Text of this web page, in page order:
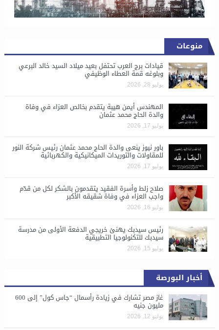
منوعات
قيادات برج العرب تحتفل بعيد ميلاد السيد خالد البرعي
وبلوغه قمة العطاء الوظيفي
يوليو 28, 2026
المهندس أيمن هيبة يتقدم بخالص العزاء في وفاة
والدة الحاج محمد عثمان
يوليو 17, 2026
باور نيوز ينعى والدة الحاج محمد عثمان رئيس شركة النور
للمقاولات والتوريدات الميكانيكية والكهربائية
يوليو 17, 2026
صلاح زلط وأسرة الفقيد يتقدمون بالشكر لكل من قدّم
واجب العزاء في وفاة شقيقه الأكبر
يوليو 16, 2026
رئيس سيدبك يهنئ خريجي الدفعة الأولى من مدرسة
سيدبك للتكنولوجيا التطبيقية
يوليو 15, 2026
أخبار البورصة
غاز مصر تشارك في زيادة رأسمال “جاس كول” إلى 600
مليون جنيه
يوليو 12, 2026